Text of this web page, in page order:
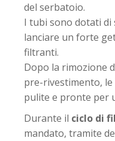
del serbatoio.
I tubi sono dotati di
lanciare un forte
filtranti.
Dopo la rimozione
pre-rivestimento,
pulite e pronte per
Durante il ciclo di
mandato, tramite